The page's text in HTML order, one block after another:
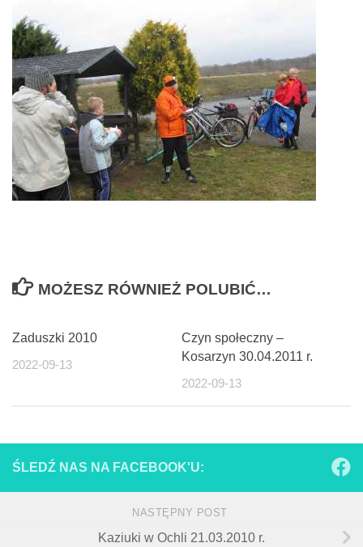
MOŻESZ RÓWNIEŻ POLUBIĆ…
Zaduszki 2010
2022-09-13
Czyn społeczny –
Kosarzyn 30.04.2011 r.
2022-09-13
ŚLEDŹ NAS NA FACEBOOK'U:
NASTĘPNY POST
Kaziuki w Ochli 21.03.2010 r.